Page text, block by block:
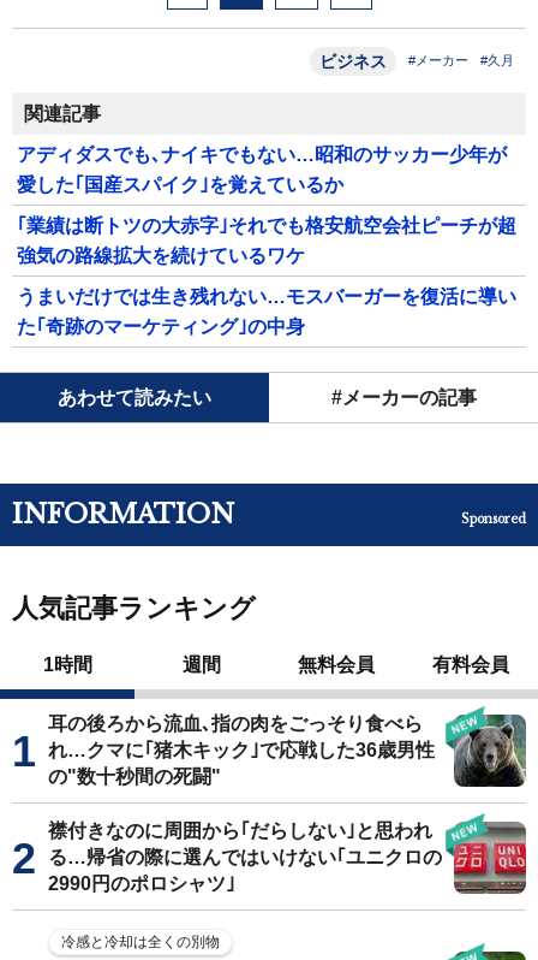
ビジネス #メーカー #久月
関連記事
アディダスでも､ナイキでもない…昭和のサッカー少年が
愛した｢国産スパイク｣を覚えているか
｢業績は断トツの大赤字｣それでも格安航空会社ピーチが超
強気の路線拡大を続けているワケ
うまいだけでは生き残れない…モスバーガーを復活に導い
た｢奇跡のマーケティング｣の中身
あわせて読みたい #メーカーの記事
INFORMATION Sponsored
人気記事ランキング
1時間 週間 無料会員 有料会員
耳の後ろから流血､指の肉をごっそり食べら
れ…クマに｢猪木キック｣で応戦した36歳男性
の"数十秒間の死闘"
襟付きなのに周囲から｢だらしない｣と思われ
る…帰省の際に選んではいけない｢ユニクロの
2990円のポロシャツ｣
冷感と冷却は全くの別物